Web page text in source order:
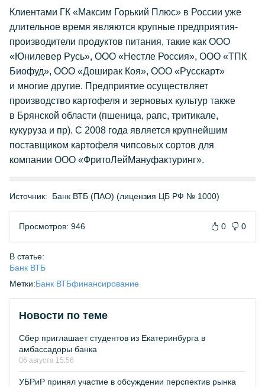
Клиентами ГК «Максим Горький Плюс» в России уже
длительное время являются крупные предприятия-
производители продуктов питания, такие как ООО
«Юнилевер Русь», ООО «Нестле Россия», ООО «ТПК
Биофуд», ООО «Доширак Коя», ООО «Русскарт»
и многие другие. Предприятие осуществляет
производство картофеля и зерновых культур также
в Брянской области (пшеница, рапс, тритикале,
кукуруза и пр). С 2008 года является крупнейшим
поставщиком картофеля чипсовых сортов для
компании ООО «ФритоЛейМануфактуринг».
Источник: Банк ВТБ (ПАО) (лицензия ЦБ РФ № 1000)
Просмотров: 946 0 0
В статье:
Банк ВТБ
Метки:Банк ВТБфинансирование
Новости по теме
Сбер приглашает студентов из Екатеринбурга в
амбассадоры банка
06 августа 15:56
УБРиР принял участие в обсуждении перспектив рынка